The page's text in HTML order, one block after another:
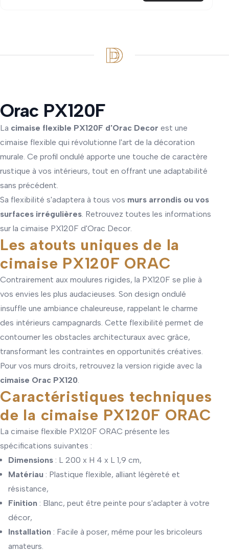
Orac PX120F
La cimaise flexible PX120F d'Orac Decor est une
cimaise flexible qui révolutionne l'art de la décoration
murale. Ce profil ondulé apporte une touche de caractère
rustique à vos intérieurs, tout en offrant une adaptabilité
sans précédent.
Sa flexibilité s'adaptera à tous vos murs arrondis ou vos
surfaces irrégulières . Retrouvez toutes les informations
sur la cimaise PX120F d'Orac Decor.
Les atouts uniques de la
cimaise PX120F ORAC
Contrairement aux moulures rigides, la PX120F se plie à
vos envies les plus audacieuses. Son design ondulé
insuffle une ambiance chaleureuse, rappelant le charme
des intérieurs campagnards. Cette flexibilité permet de
contourner les obstacles architecturaux avec grâce,
transformant les contraintes en opportunités créatives.
Pour vos murs droits, retrouvez la version rigide avec la
cimaise Orac PX120
Caractéristiques techniques
de la cimaise PX120F ORAC
La cimaise flexible PX120F ORAC présente les
spécifications suivantes :
Dimensions : L 200 x H 4 x L 1,9 cm,
Matériau : Plastique flexible, alliant légèreté et
résistance,
Finition : Blanc, peut être peinte pour s'adapter à votre
décor,
Installation : Facile à poser, même pour les bricoleurs
amateurs.